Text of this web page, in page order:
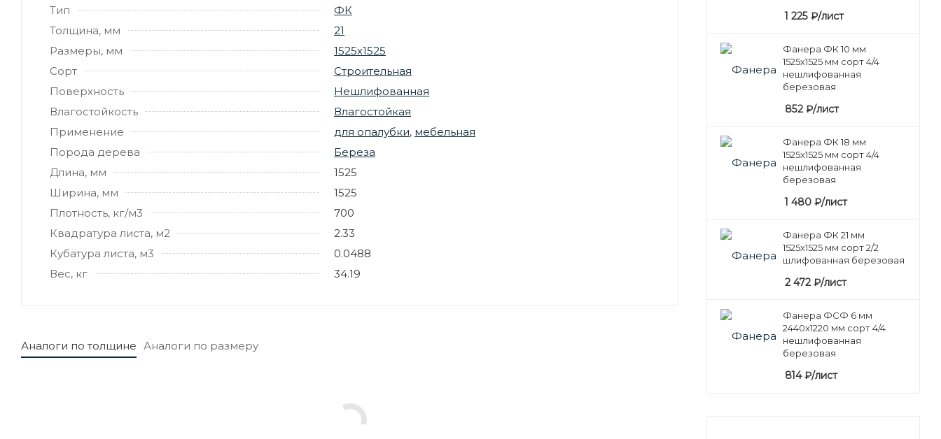
Тип
ФК
Толщина, мм
21
Размеры, мм
1525х1525
Сорт
Строительная
Поверхность
Нешлифованная
Влагостойкость
Влагостойкая
Применение
для опалубки, мебельная
Порода дерева
Береза
Длина, мм
1525
Ширина, мм
1525
Плотность, кг/м3
700
Квадратура листа, м2
2.33
Кубатура листа, м3
0.0488
Вес, кг
34.19
Аналоги по толщине Аналоги по размеру
1 225 ₽/лист
Фанера ФК 10 мм
1525х1525 мм сорт 4/4
нешлифованная
березовая
852 ₽/лист
Фанера ФК 18 мм
1525х1525 мм сорт 4/4
нешлифованная
березовая
1 480 ₽/лист
Фанера ФК 21 мм
1525х1525 мм сорт 2/2
шлифованная березовая
2 472 ₽/лист
Фанера ФСФ 6 мм
2440х1220 мм сорт 4/4
нешлифованная
березовая
814₽/лист